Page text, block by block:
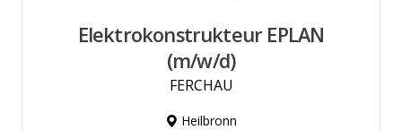
Elektrokonstrukteur EPLAN
(m/w/d)
FERCHAU
Heilbronn